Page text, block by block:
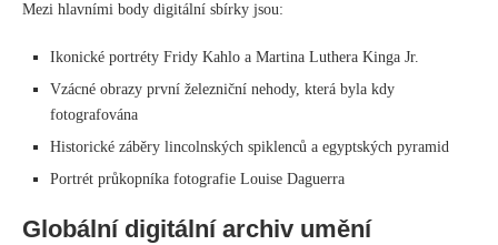
Mezi hlavními body digitální sbírky jsou:
Ikonické portréty Fridy Kahlo a Martina Luthera Kinga Jr.
Vzácné obrazy první železniční nehody, která byla kdy
fotografována
Historické záběry lincolnských spiklenců a egyptských pyramid
Portrét průkopníka fotografie Louise Daguerra
Globální digitální archiv umění